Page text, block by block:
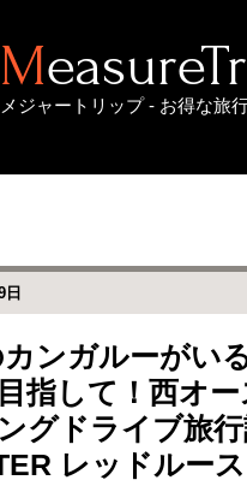
メジャートリップ - お得な旅
日
ンガルーがい
指して！西オー
グドライブ旅
レッドルー